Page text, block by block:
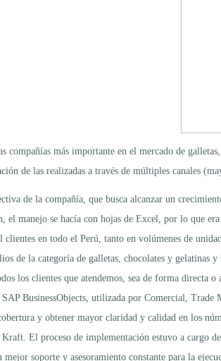
compañías más importante en el mercado de
de las realizadas a través de múltiples canales
de la compañía, que busca alcanzar un
el manejo se hacía con hojas de Excel, por lo que
clientes en todo el Perú, tanto en volúmenes de
de la categoría de galletas, chocolates y gelatinas
los clientes que atendemos, sea de forma
BusinessObjects, utilizada por Comercial, Trade
y obtener mayor claridad y calidad en los
El proceso de implementación estuvo a cargo
soporte y asesoramiento constante para la